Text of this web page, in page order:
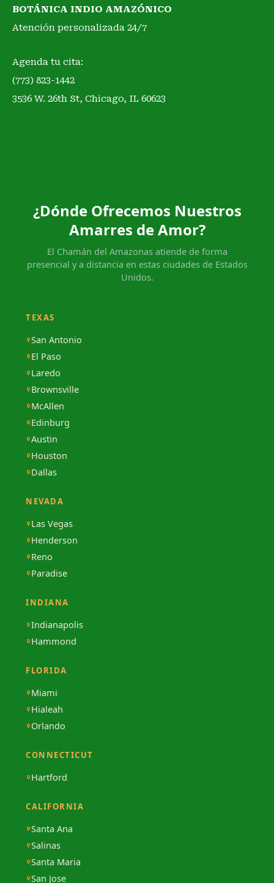
BOTÁNICA INDIO AMAZÓNICO
Atención personalizada 24/7
Agenda tu cita:
(773) 823-1442
3536 W. 26th St, Chicago, IL 60623
¿Dónde Ofrecemos Nuestros
Amarres de Amor?
El Chamán del Amazonas atiende de forma
presencial y a distancia en estas ciudades de Estados
Unidos.
TEXAS
San Antonio
El Paso
Laredo
Brownsville
McAllen
Edinburg
Austin
Houston
Dallas
NEVADA
Las Vegas
Henderson
Reno
Paradise
INDIANA
Indianapolis
Hammond
FLORIDA
Miami
Hialeah
Orlando
CONNECTICUT
Hartford
CALIFORNIA
Santa Ana
Salinas
Santa Maria
San Jose